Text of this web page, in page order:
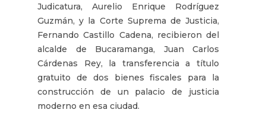
Judicatura, Aurelio Enrique Rodríguez
Guzmán, y la Corte Suprema de Justicia,
Fernando Castillo Cadena, recibieron del
alcalde de Bucaramanga, Juan Carlos
Cárdenas Rey, la transferencia a título
gratuito de dos bienes fiscales para la
construcción de un palacio de justicia
moderno en esa ciudad.